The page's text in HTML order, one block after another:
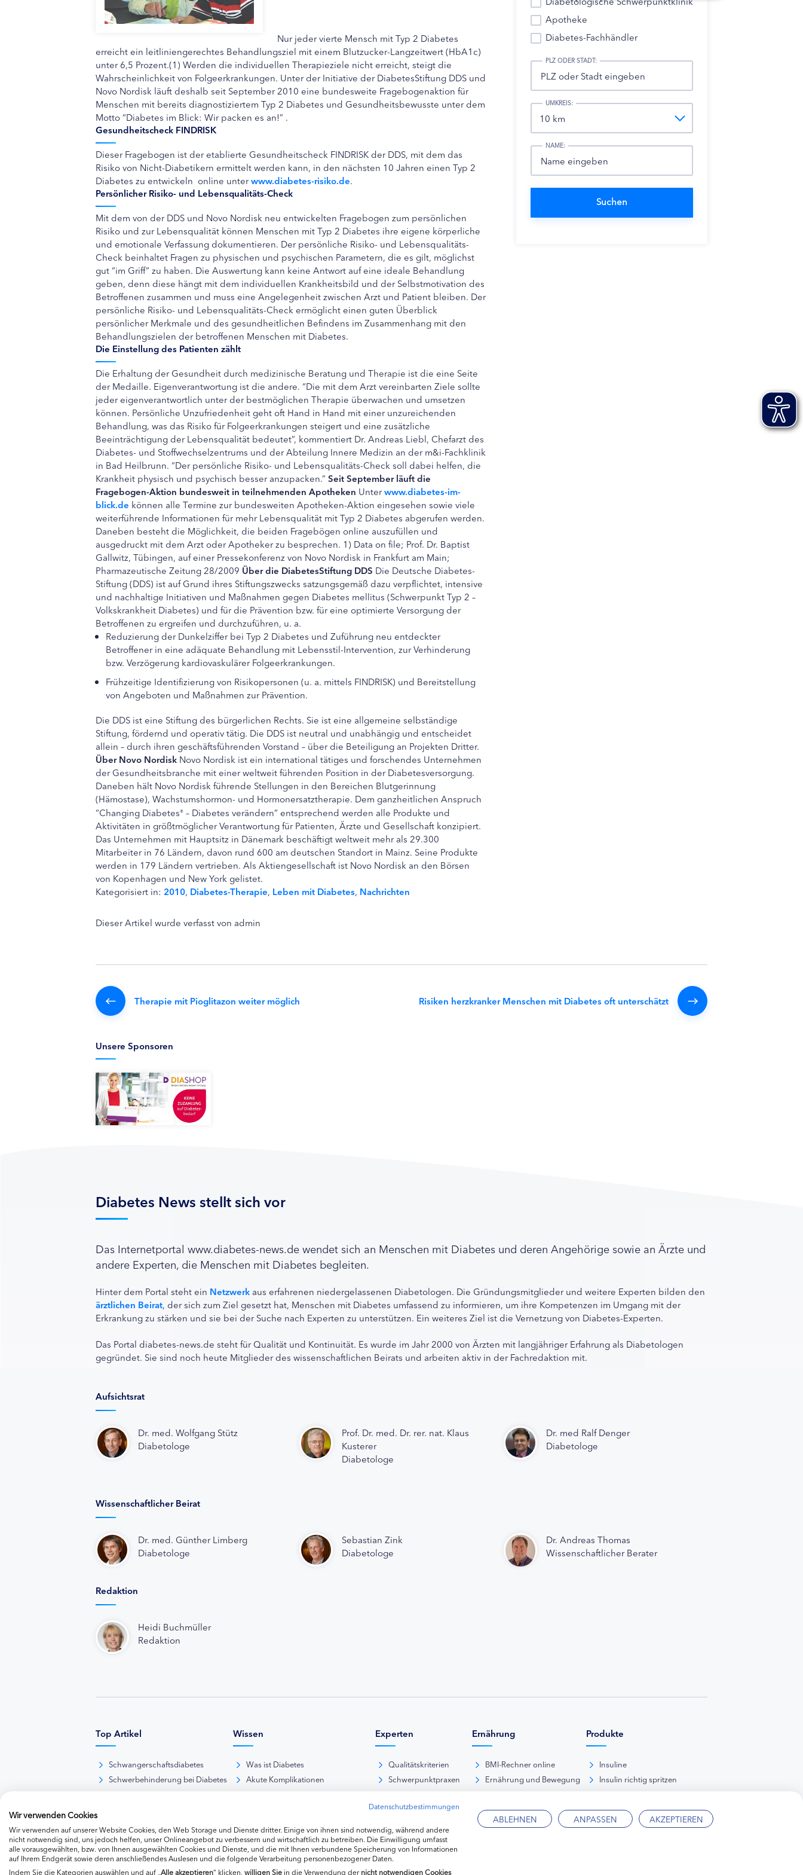
Nur jeder vierte Mensch mit Typ 2 Diabetes
erreicht ein leitliniengerechtes Behandlungsziel mit einem Blutzucker-Langzeitwert (HbA1c)
unter 6,5 Prozent.(1) Werden die individuellen Therapieziele nicht erreicht, steigt die
Wahrscheinlichkeit von Folgeerkrankungen. Unter der Initiative der DiabetesStiftung DDS und
Novo Nordisk läuft deshalb seit September 2010 eine bundesweite Fragebogenaktion für
Menschen mit bereits diagnostiziertem Typ 2 Diabetes und Gesundheitsbewusste unter dem
Motto “Diabetes im Blick: Wir packen es an!” .
Gesundheitscheck FINDRISK
Dieser Fragebogen ist der etablierte Gesundheitscheck FINDRISK der DDS, mit dem das
Risiko von Nicht-Diabetikern ermittelt werden kann, in den nächsten 10 Jahren einen Typ 2
Diabetes zu entwickeln  online unterwww.diabetes-risiko.de.
Persönlicher Risiko- und Lebensqualitäts-Check
Mit dem von der DDS und Novo Nordisk neu entwickelten Fragebogen zum persönlichen
Risiko und zur Lebensqualität können Menschen mit Typ 2 Diabetes ihre eigene körperliche
und emotionale Verfassung dokumentieren. Der persönliche Risiko- und Lebensqualitäts-
Check beinhaltet Fragen zu physischen und psychischen Parametern, die es gilt, möglichst
gut “im Griff” zu haben. Die Auswertung kann keine Antwort auf eine ideale Behandlung
geben, denn diese hängt mit dem individuellen Krankheitsbild und der Selbstmotivation des
Betroffenen zusammen und muss eine Angelegenheit zwischen Arzt und Patient bleiben. Der
persönliche Risiko- und Lebensqualitäts-Check ermöglicht einen guten Überblick
persönlicher Merkmale und des gesundheitlichen Befindens im Zusammenhang mit den
Behandlungszielen der betroffenen Menschen mit Diabetes.
Die Einstellung des Patienten zählt
Die Erhaltung der Gesundheit durch medizinische Beratung und Therapie ist die eine Seite
der Medaille. Eigenverantwortung ist die andere. “Die mit dem Arzt vereinbarten Ziele sollte
jeder eigenverantwortlich unter der bestmöglichen Therapie überwachen und umsetzen
können. Persönliche Unzufriedenheit geht oft Hand in Hand mit einer unzureichenden
Behandlung, was das Risiko für Folgeerkrankungen steigert und eine zusätzliche
Beeinträchtigung der Lebensqualität bedeutet”, kommentiert Dr. Andreas Liebl, Chefarzt des
Diabetes- und Stoffwechselzentrums und der Abteilung Innere Medizin an der m&i-Fachklinik
in Bad Heilbrunn. “Der persönliche Risiko- und Lebensqualitäts-Check soll dabei helfen, die
Krankheit physisch und psychisch besser anzupacken.” Seit September läuft die
Fragebogen-Aktion bundesweit in teilnehmenden Apotheken Unterwww.diabetes-im-
blick.de können alle Termine zur bundesweiten Apotheken-Aktion eingesehen sowie viele
weiterführende Informationen für mehr Lebensqualität mit Typ 2 Diabetes abgerufen werden.
Daneben besteht die Möglichkeit, die beiden Fragebögen online auszufüllen und
ausgedruckt mit dem Arzt oder Apotheker zu besprechen. 1) Data on file; Prof. Dr. Baptist
Gallwitz, Tübingen, auf einer Pressekonferenz von Novo Nordisk in Frankfurt am Main;
Pharmazeutische Zeitung 28/2009 Über die DiabetesStiftung DDS Die Deutsche Diabetes-
Stiftung (DDS) ist auf Grund ihres Stiftungszwecks satzungsgemäß dazu verpflichtet, intensive
und nachhaltige Initiativen und Maßnahmen gegen Diabetes mellitus (Schwerpunkt Typ 2 –
Volkskrankheit Diabetes) und für die Prävention bzw. für eine optimierte Versorgung der
Betroffenen zu ergreifen und durchzuführen, u. a.
Reduzierung der Dunkelziffer bei Typ 2 Diabetes und Zuführung neu entdeckter
Betroffener in eine adäquate Behandlung mit Lebensstil-Intervention, zur Verhinderung
bzw. Verzögerung kardiovaskulärer Folgeerkrankungen.
Frühzeitige Identifizierung von Risikopersonen (u. a. mittels FINDRISK) und Bereitstellung
von Angeboten und Maßnahmen zur Prävention.
Die DDS ist eine Stiftung des bürgerlichen Rechts. Sie ist eine allgemeine selbständige
Stiftung, fördernd und operativ tätig. Die DDS ist neutral und unabhängig und entscheidet
allein – durch ihren geschäftsführenden Vorstand – über die Beteiligung an Projekten Dritter.
Über Novo Nordisk Novo Nordisk ist ein international tätiges und forschendes Unternehmen
der Gesundheitsbranche mit einer weltweit führenden Position in der Diabetesversorgung.
Daneben hält Novo Nordisk führende Stellungen in den Bereichen Blutgerinnung
(Hämostase), Wachstumshormon- und Hormonersatztherapie. Dem ganzheitlichen Anspruch
“Changing Diabetes® – Diabetes verändern” entsprechend werden alle Produkte und
Aktivitäten in größtmöglicher Verantwortung für Patienten, Ärzte und Gesellschaft konzipiert.
Das Unternehmen mit Hauptsitz in Dänemark beschäftigt weltweit mehr als 29.300
Mitarbeiter in 76 Ländern, davon rund 600 am deutschen Standort in Mainz. Seine Produkte
werden in 179 Ländern vertrieben. Als Aktiengesellschaft ist Novo Nordisk an den Börsen
von Kopenhagen und New York gelistet.
Kategorisiert in: 2010, Diabetes-Therapie, Leben mit Diabetes, Nachrichten
Dieser Artikel wurde verfasst von admin
Therapie mit Pioglitazon weiter möglich Risiken herzkranker Menschen mit Diabetes oft unterschätzt
Apotheke
Diabetes-Fachhändler
PLZ ODER STADT:
UMKREIS:
NAME:
Unsere Sponsoren
Diabetes News stellt sich vor
Das Internetportal www.diabetes-news.de wendet sich an Menschen mit Diabetes und deren Angehörige sowie an Ärzte und
andere Experten, die Menschen mit Diabetes begleiten.
Hinter dem Portal steht ein Netzwerk aus erfahrenen niedergelassenen Diabetologen. Die Gründungsmitglieder und weitere Experten bilden den
ärztlichen Beirat, der sich zum Ziel gesetzt hat, Menschen mit Diabetes umfassend zu informieren, um ihre Kompetenzen im Umgang mit der
Erkrankung zu stärken und sie bei der Suche nach Experten zu unterstützen. Ein weiteres Ziel ist die Vernetzung von Diabetes-Experten.
Das Portal diabetes-news.de steht für Qualität und Kontinuität. Es wurde im Jahr 2000 von Ärzten mit langjähriger Erfahrung als Diabetologen
gegründet. Sie sind noch heute Mitglieder des wissenschaftlichen Beirats und arbeiten aktiv in der Fachredaktion mit.
Aufsichtsrat
Dr. med. Wolfgang Stütz
Diabetologe
Prof. Dr. med. Dr. rer. nat. Klaus
Kusterer
Diabetologe
Dr. med Ralf Denger
Diabetologe
Wissenschaftlicher Beirat
Dr. med. Günther Limberg
Diabetologe
Sebastian Zink
Diabetologe
Dr. Andreas Thomas
Wissenschaftlicher Berater
Redaktion
Heidi Buchmüller
Redaktion
Top Artikel
Schwangerschaftsdiabetes
Schwerbehinderung bei Diabetes
Wissen
Was ist Diabetes
Akute Komplikationen
Therapie Typ-2-Diabetes
Weitere hormonelle Erkrankungen
Experten
Qualitätskriterien
Schwerpunktpraxen
Kliniken
Diabetes-Fachhändler
Ernährung
BMI-Rechner online
Ernährung und Bewegung
Lebensmittelkunde
Produkte
Insuline
Insulin richtig spritzen
Datenschutzbestimmungen
Wir verwenden Cookies
Wir verwenden auf unserer Website Cookies, den Web Storage und Dienste dritter. Einige von ihnen sind notwendig, während andere
nicht notwendig sind, uns jedoch helfen, unser Onlineangebot zu verbessern und wirtschaftlich zu betreiben. Die Einwilligung umfasst
alle vorausgewählten, bzw. von Ihnen ausgewählten Cookies und Dienste, und die mit Ihnen verbundene Speicherung von Informationen
auf Ihrem Endgerät sowie deren anschließendes Auslesen und die folgende Verarbeitung personenbezogener Daten.
Indem Sie die Kategorien auswählen und auf „ Alle akzeptieren“ klicken, willigenSie in die Verwendung dernicht notwendigen Cookies
ABLEHNEN ANPASSEN AKZEPTIEREN